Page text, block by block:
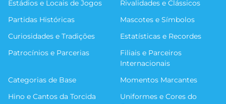
Estádios e Locais de Jogos
Rivalidades e Clássicos
Partidas Históricas
Mascotes e Símbolos
Curiosidades e Tradições
Estatísticas e Recordes
Patrocínios e Parcerias
Filiais e Parceiros
Internacionais
Categorias de Base
Momentos Marcantes
Hino e Cantos da Torcida
Uniformes e Cores do